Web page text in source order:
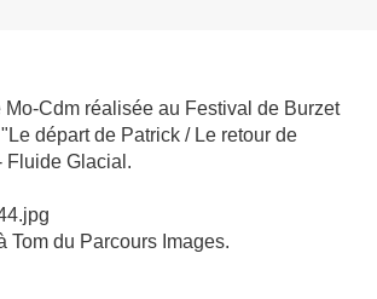
Cdm réalisée au Festival de Burzet
départ de Patrick / Le retour de
Fluide Glacial.
Tom du Parcours Images.